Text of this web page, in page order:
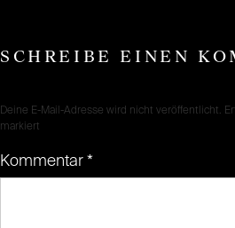
SCHREIBE EINEN
Deine E-Mail-Adresse wird nicht veröffentlicht.
markiert
Kommentar *